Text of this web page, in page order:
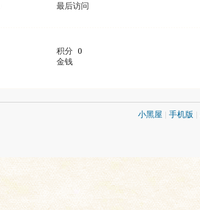
最后访问
积分
0
金钱
小黑屋 | 手机版 |